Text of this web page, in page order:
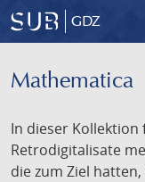
GDZ
Mathematica
In dieser
Retrodigitalisate
die zum Ziel